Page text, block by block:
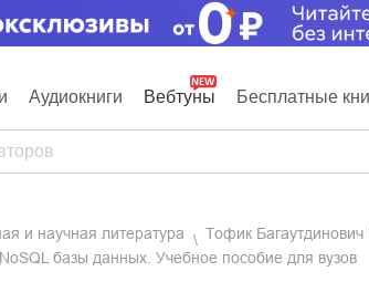
Аудиокниги Вебтуны Бесплатные
и научная литература
Тофик
базы данных. Учебное пособие для вузов